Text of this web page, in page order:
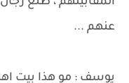
عنهم ...
يوسف : مو هذا بيت اهل